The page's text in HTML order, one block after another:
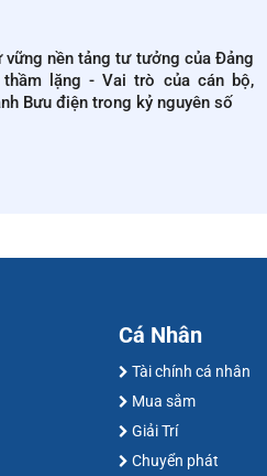
vững nền tảng tư tưởng của Đảng
lặng - Vai trò của cán bộ,
Bưu điện trong kỷ nguyên số
Cá Nhân
Tài chính cá nhân
Mua sắm
Giải Trí
Chuyển phát